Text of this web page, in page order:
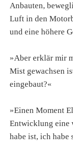
Anbauten,
Luft in den
und eine höhere
»Aber erklär mir
Mist gewachsen
eingebaut?«
»Einen Moment
Entwicklung eine
habe ist, ich habe